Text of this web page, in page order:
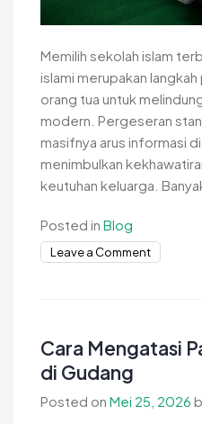
Memilih sekolah islam
islami merupakan
orang tua untuk
modern. Pergeseran
masifnya arus informasi
menimbulkan
keutuhan keluarga.
Posted in Blog
Leave a Commenton
Sekolah
Terbaik
Cara Mengatasi
di Gudang
Posted on Mei 25, 2026